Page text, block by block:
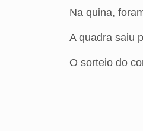
Na quina,
A quadra saiu
O sorteio do